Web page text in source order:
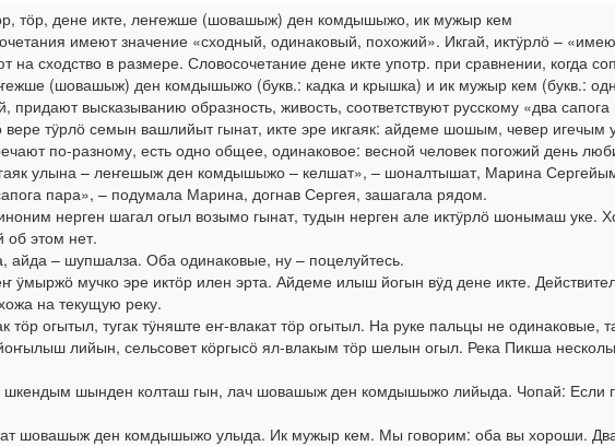
тӧр, дене икте, леҥежше (шовашыж) ден комдышыжо, ик мужыр кем
имеют значение «сходный, одинаковый, похожий». Икгай, иктӱрлӧ –
на сходство в размере. Словосочетание дене икте употр. при сравнении, когда
(шовашыж) ден комдышыжо (букв.: кадка и крышка) и ик мужыр кем (букв.:
придают высказыванию образность, живость, соответствуют русскому «два
тӱрлӧ семын вашлийыт гынат, икте эре икгаяк: айдеме шошым, чевер игечым
по-разному, есть одно общее, одинаковое: весной человек погожий день
улына – леҥешыж ден комдышыжо – келшат», – шоналтышат, Марина
пара», – подумала Марина, догнав Сергея, зашагала рядом.
нерген шагал огыл возымо гынат, тудын нерген але иктӱрлӧ шонымаш уке.
об этом нет.
айда – шупшалза. Оба одинаковые, ну – поцелуйтесь.
ӱмыржӧ мучко эре иктӧр илен эрта. Айдеме илыш йогын вӱд дене икте.
на текущую реку.
тӧр огытыл, тугак тӱняште еҥ-влакат тӧр огытыл. На руке пальцы не одинаковые,
лийын, сельсовет кӧргысӧ ял-влакым тӧр шелын огыл. Река Пикша
шынден колташ гын, лач шовашыж ден комдышыжо лийыда. Чопай: Если
шовашыж ден комдышыжо улыда. Ик мужыр кем. Мы говорим: оба вы хороши.